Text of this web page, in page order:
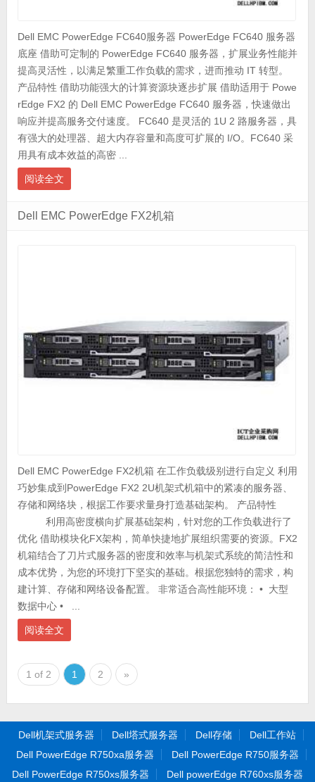
Dell EMC PowerEdge FC640服务器 PowerEdge FC640 服务器
底座 借助可定制的 PowerEdge FC640 服务器，扩展业务性能并
提高灵活性，以满足繁重工作负载的需求，进而推动 IT 转型。
产品特性 借助功能强大的计算资源块逐步扩展 借助适用于 Powe
rEdge FX2 的 Dell EMC PowerEdge FC640 服务器，快速做出
响应并提高服务交付速度。 FC640 是灵活的 1U 2 路服务器，具
有强大的处理器、超大内存容量和高度可扩展的 I/O。FC640 采
用具有成本效益的高密 ...
阅读全文
Dell EMC PowerEdge FX2机箱
Dell EMC PowerEdge FX2机箱 在工作负载级别进行自定义 利用
巧妙集成到PowerEdge FX2 2U机架式机箱中的紧凑的服务器、
存储和网络块，根据工作要求量身打造基础架构。 产品特性
利用高密度横向扩展基础架构，针对您的工作负载进行了
优化 借助模块化FX架构，简单快捷地扩展组织需要的资源。FX2
机箱结合了刀片式服务器的密度和效率与机架式系统的简洁性和
成本优势，为您的环境打下坚实的基础。根据您独特的需求，构
建计算、存储和网络设备配置。 非常适合高性能环境： • 大型
数据中心 • ...
阅读全文
1 of 2 1 2 »
Dell机架式服务器 Dell塔式服务器 Dell存储
Dell工作站
Dell PowerEdge R750xa服务器
Dell PowerEdge R750服务器
Dell PowerEdge R750xs服务器
Dell powerEdge R760xs服务器